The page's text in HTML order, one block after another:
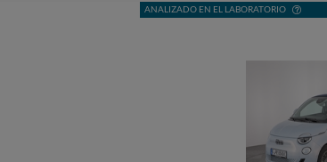
ANALIZADO EN EL LABORATORIO